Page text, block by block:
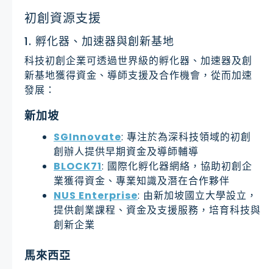
初創資源支援
1. 孵化器、加速器與創新基地
科技初創企業可透過世界級的孵化器、加速器及創
新基地獲得資金、導師支援及合作機會，從而加速
發展：
新加坡
SGInnovate: 專注於為深科技領域的初創
創辦人提供早期資金及導師輔導
BLOCK71: 國際化孵化器網絡，協助初創企
業獲得資金、專業知識及潛在合作夥伴
NUS Enterprise: 由新加坡國立大學設立，
提供創業課程、資金及支援服務，培育科技與
創新企業
馬來西亞